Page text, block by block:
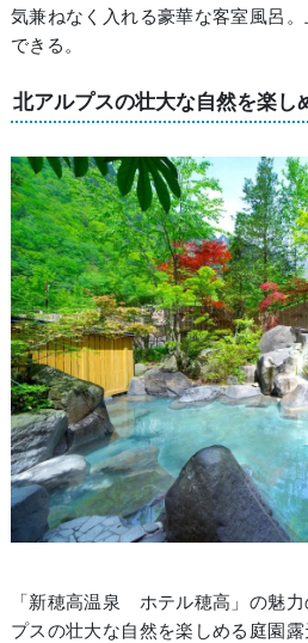
気兼ねなく入れる豪華な客室風呂
できる。
北アルプスの壮大な自然を楽し
「新穂高温泉 ホテル穂高」の魅
プスの壮大な自然を楽しめる庭園